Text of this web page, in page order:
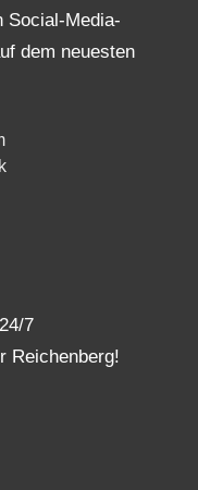
Social-Media-
dem neuesten
7
Reichenberg!